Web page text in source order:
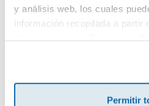
y análisis web, los cuales
información recopilada a partir
Permitir
Cuéntanos
¡Sé el primero en